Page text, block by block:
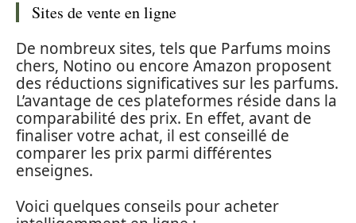
Sites de vente en ligne
De nombreux sites, tels que Parfums moins
chers, Notino ou encore Amazon proposent
des réductions significatives sur les parfums.
L’avantage de ces plateformes réside dans la
comparabilité des prix. En effet, avant de
finaliser votre achat, il est conseillé de
comparer les prix parmi différentes
enseignes.
Voici quelques conseils pour acheter